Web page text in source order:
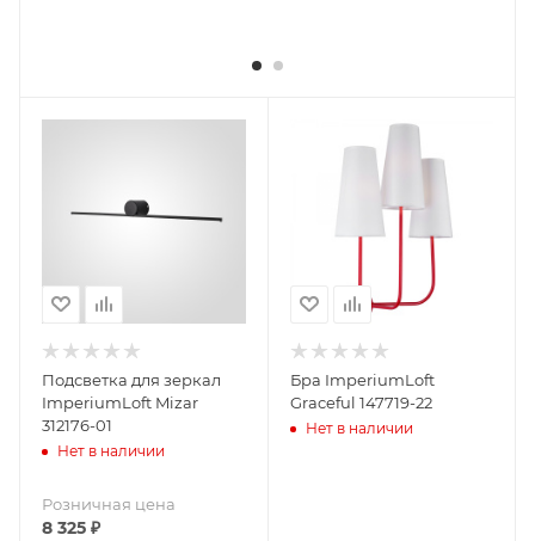
Подсветка для зеркал
ImperiumLoft Mizar
312176-01
Нет в наличии
Розничная цена
8 325 ₽
Бра ImperiumLoft
Graceful 147719-22
Нет в наличии